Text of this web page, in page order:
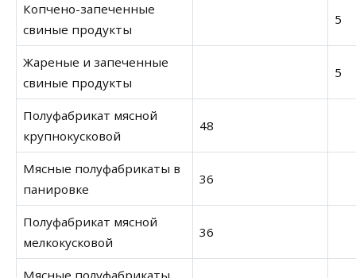
Копчено-запеченные
свиные продукты
5
Жареные и запеченные
свиные продукты
5
Полуфабрикат мясной
крупнокусковой
48
Мясные полуфабрикаты в
панировке
36
Полуфабрикат мясной
мелкокусковой
36